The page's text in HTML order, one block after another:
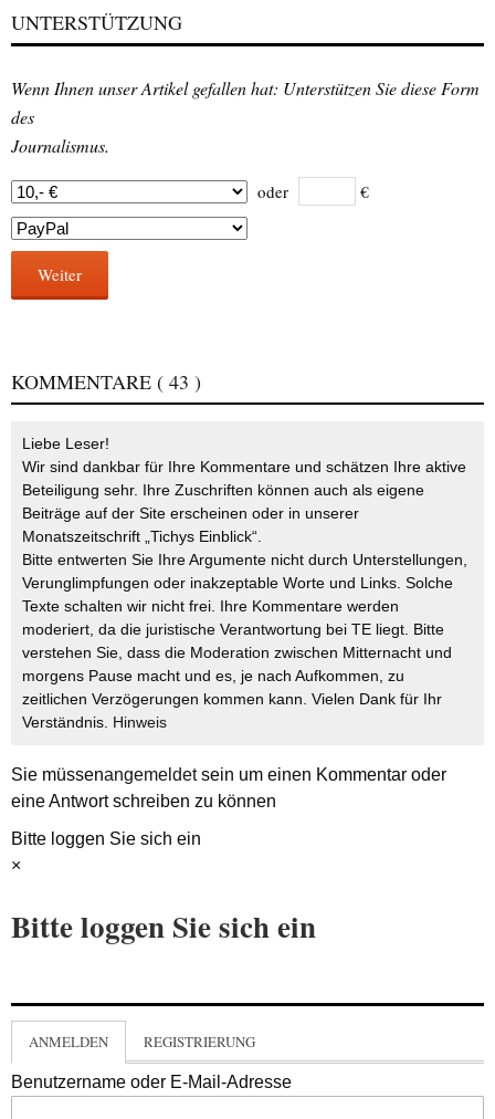
UNTERSTÜTZUNG
Wenn Ihnen unser Artikel gefallen hat: Unterstützen Sie diese Form
des
Journalismus.
oder €
Weiter
KOMMENTARE ( 43 )
Liebe Leser!
Wir sind dankbar für Ihre Kommentare und schätzen Ihre aktive
Beteiligung sehr. Ihre Zuschriften können auch als eigene
Beiträge auf der Site erscheinen oder in unserer
Monatszeitschrift „Tichys Einblick“.
Bitte entwerten Sie Ihre Argumente nicht durch Unterstellungen,
Verunglimpfungen oder inakzeptable Worte und Links. Solche
Texte schalten wir nicht frei. Ihre Kommentare werden
moderiert, da die juristische Verantwortung bei TE liegt. Bitte
verstehen Sie, dass die Moderation zwischen Mitternacht und
morgens Pause macht und es, je nach Aufkommen, zu
zeitlichen Verzögerungen kommen kann. Vielen Dank für Ihr
Verständnis. Hinweis
Sie müssenangemeldetsein um einen Kommentar oder
eine Antwort schreiben zu können
Bitte loggen Sie sich ein
×
Bitte loggen Sie sich ein
ANMELDEN REGISTRIERUNG
Benutzername oder E-Mail-Adresse